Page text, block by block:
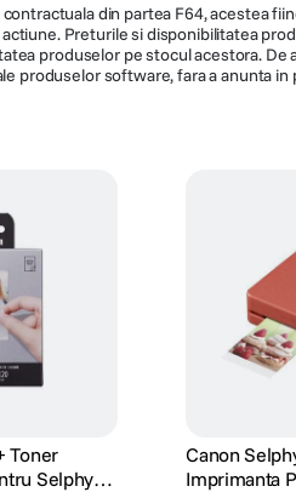
din partea F64, acestea
Preturile si disponibilitatea
produselor pe stocul acestora. De
produselor software, fara a anunta in
Toner
Selphy
Canon
Imprimanta